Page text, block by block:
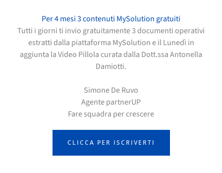
Per 4 mesi 3 contenuti MySolution gratuiti
Tutti i giorni ti invio gratuitamente 3 documenti operativi
estratti dalla piattaforma MySolution e il Lunedì in
aggiunta la Video Pillola curata dalla Dott.ssa Antonella
Damiotti.
Simone De Ruvo
Agente partnerUP
Fare squadra per crescere
CLICCA PER ISCRIVERTI